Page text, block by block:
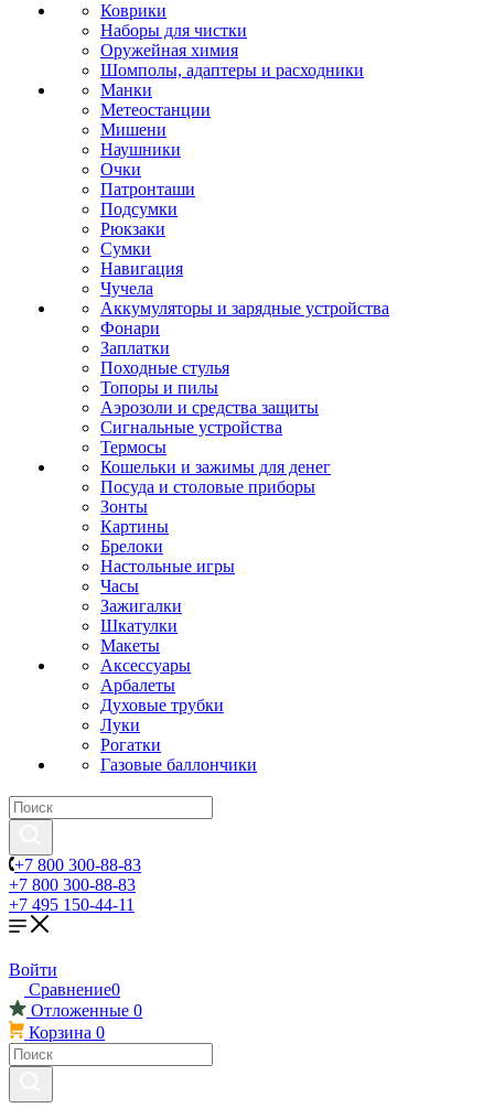
Коврики
Наборы для чистки
Оружейная химия
Шомполы, адаптеры и расходники
Манки
Метеостанции
Мишени
Наушники
Очки
Патронташи
Подсумки
Рюкзаки
Сумки
Навигация
Чучела
Аккумуляторы и зарядные устройства
Фонари
Заплатки
Походные стулья
Топоры и пилы
Аэрозоли и средства защиты
Сигнальные устройства
Термосы
Кошельки и зажимы для денег
Посуда и столовые приборы
Зонты
Картины
Брелоки
Настольные игры
Часы
Зажигалки
Шкатулки
Макеты
Аксессуары
Арбалеты
Духовые трубки
Луки
Рогатки
Газовые баллончики
+7 800 300-88-83
+7 800 300-88-83
+7 495 150-44-11
Войти
Сравнение0
Отложенные 0
Корзина 0